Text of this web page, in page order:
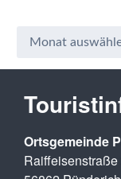
Ortsgemeinde
Raiffeisenstraße